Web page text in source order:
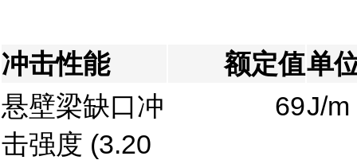
冲击性能 额定值单
悬壁梁缺口冲
击强度 (3.20
69J/m